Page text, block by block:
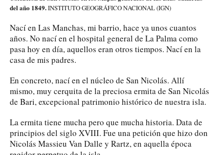
del año 1849.INSTITUTO GEOGRÁFICO NACIONAL (IGN)
Nací en Las Manchas, mi barrio, hace ya unos cuantos
años. No nací en el hospital general de La Palma como
pasa hoy en día, aquellos eran otros tiempos. Nací en la
casa de mis padres.
En concreto, nací en el núcleo de San Nicolás. Allí
mismo, muy cerquita de la preciosa ermita de San Nicolás
de Bari, excepcional patrimonio histórico de nuestra isla.
La ermita tiene mucha pero que mucha historia. Data de
principios del siglo XVIII. Fue una petición que hizo don
Nicolás Massieu Van Dalle y Rartz, en aquella época